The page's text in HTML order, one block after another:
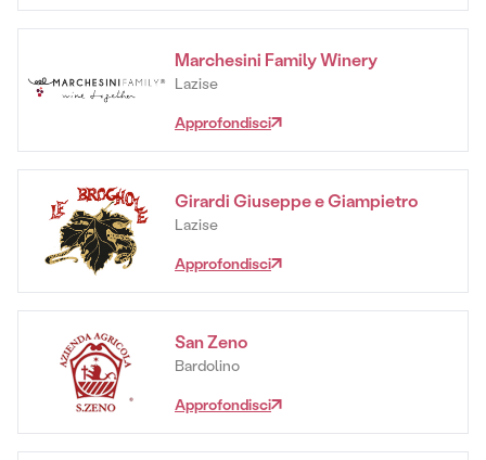
Marchesini Family Winery
Lazise
Approfondisci
Girardi Giuseppe e Giampietro
Lazise
Approfondisci
San Zeno
Bardolino
Approfondisci